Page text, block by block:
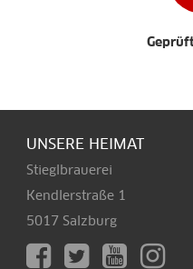
UNSERE HEIMAT
Stieglbrauerei
Kendlerstraße 1
5017 Salzburg